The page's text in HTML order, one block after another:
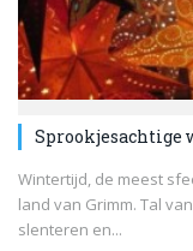
Wintertijd, de meest
land van Grimm. Tal
slenteren en...